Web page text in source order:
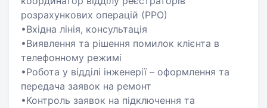
розрахункових операцій (РРО)
•Вхідна лінія, консультація
•Виявлення та рішення помилок клієнта в
телефонному режимі
•Робота у відділі інженерії – оформлення та
передача заявок на ремонт
•Контроль заявок на підключення та